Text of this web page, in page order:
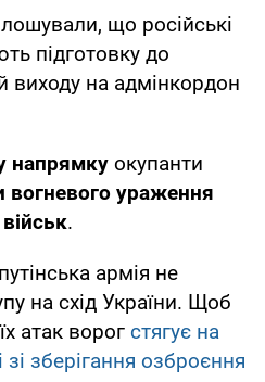
що російські
підготовку до
виходу на адмінкордон
напрямку окупанти
вогневого ураження
.
армія не
на схід України. Щоб
атак ворог стягує на
зберігання озброєння